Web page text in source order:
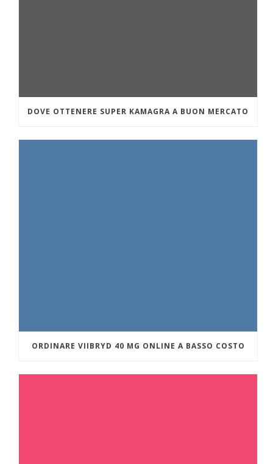
DOVE OTTENERE SUPER KAMAGRA A BUON MERCATO
ORDINARE VIIBRYD 40 MG ONLINE A BASSO COSTO